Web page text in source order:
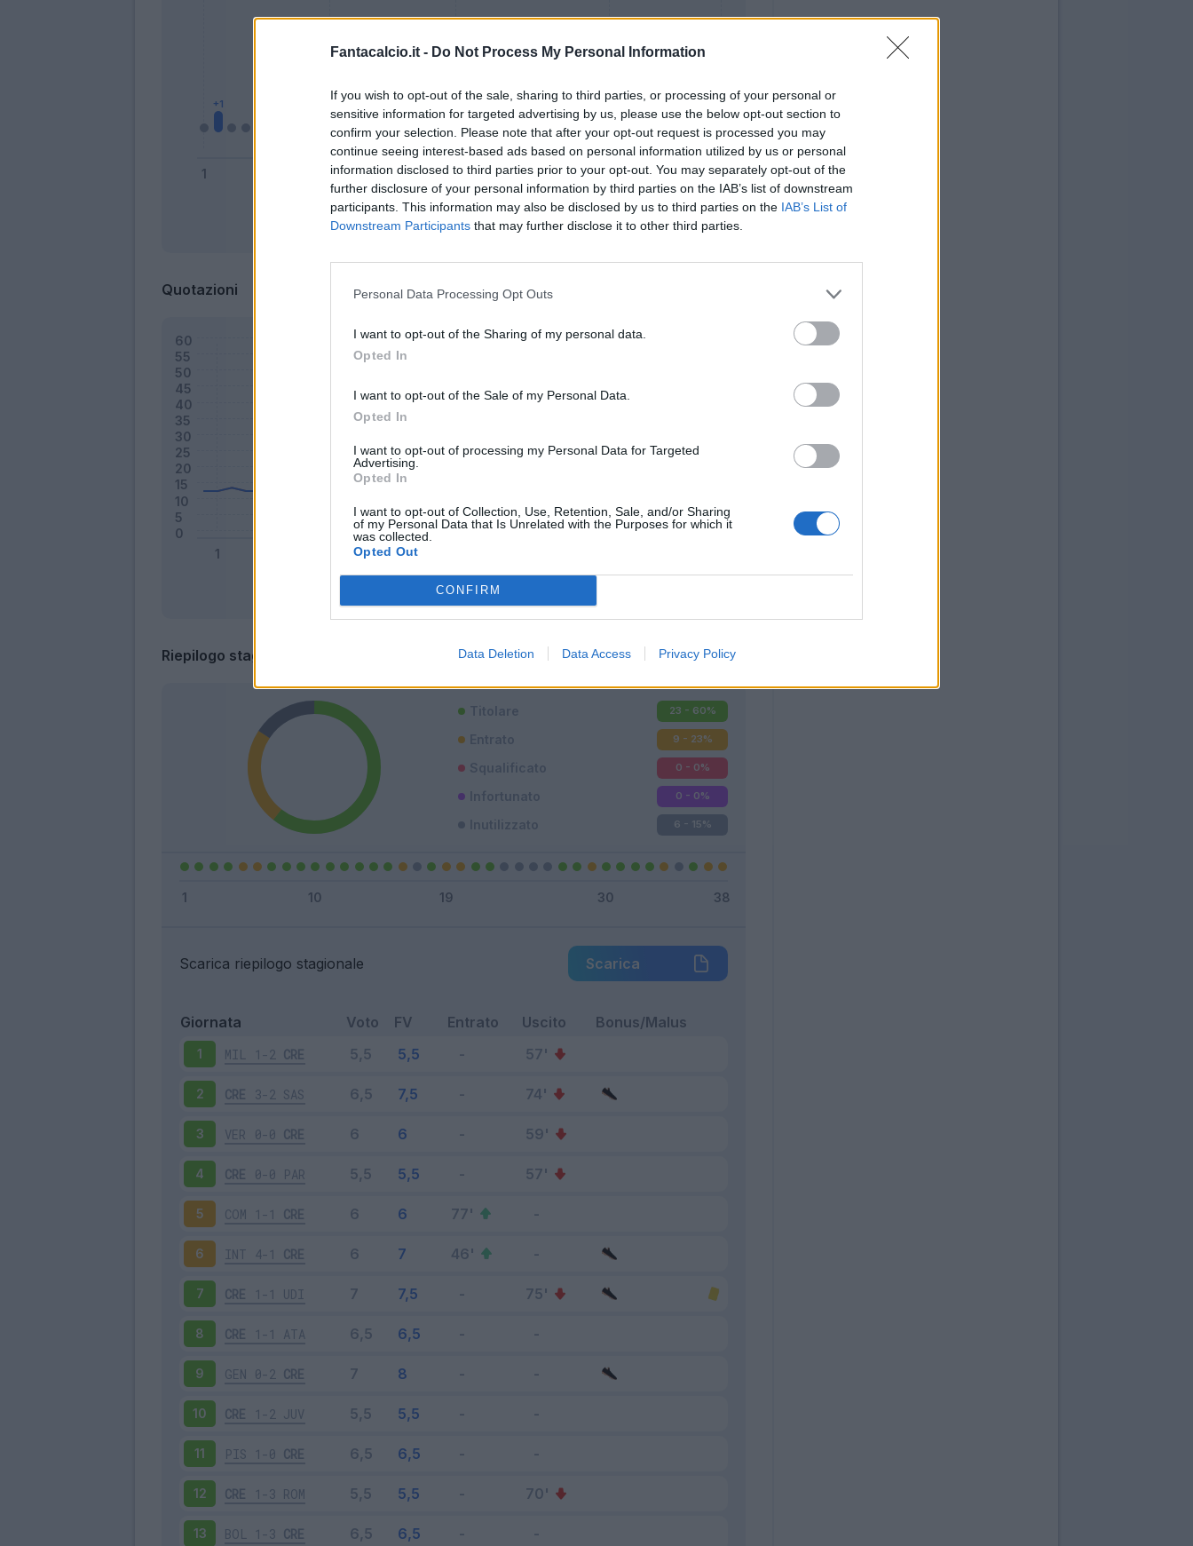
Fantacalcio.it - Do Not Process My Personal Information
If you wish to opt-out of the sale, sharing to third parties, or processing of your personal or
sensitive information for targeted advertising by us, please use the below opt-out section to
confirm your selection. Please note that after your opt-out request is processed you may
continue seeing interest-based ads based on personal information utilized by us or personal
information disclosed to third parties prior to your opt-out. You may separately opt-out of the
further disclosure of your personal information by third parties on the IAB’s list of downstream
participants. This information may also be disclosed by us to third parties on the IAB’s List of
Downstream Participants that may further disclose it to other third parties.
Personal Data Processing Opt Outs
I want to opt-out of the Sharing of my personal data.
Opted In
I want to opt-out of the Sale of my Personal Data.
Opted In
I want to opt-out of processing my Personal Data for Targeted
Advertising.
Opted In
I want to opt-out of Collection, Use, Retention, Sale, and/or Sharing
of my Personal Data that Is Unrelated with the Purposes for which it
was collected.
Opted Out
CONFIRM
Data Deletion Data Access Privacy Policy
Bonus Malus Presenze a voto
Quotazioni
Classic
Riepilogo stagione
Titolare 23 - 60%
Entrato 9 - 23%
Squalificato 0 - 0%
Infortunato 0 - 0%
Inutilizzato 6 - 15%
Scarica riepilogo stagionale Scarica
Giornata Voto FV Entrato Uscito Bonus/Malus
1 MIL 1-2 CRE
2 CRE 3-2 SAS
3 VER 0-0 CRE
4 CRE 0-0 PAR
5 COM 1-1 CRE
6 INT 4-1 CRE
7 CRE 1-1 UDI
8 CRE 1-1 ATA
9 GEN 0-2 CRE
10 CRE 1-2 JUV
11 PIS 1-0 CRE
12 CRE 1-3 ROM
13 BOL 1-3 CRE